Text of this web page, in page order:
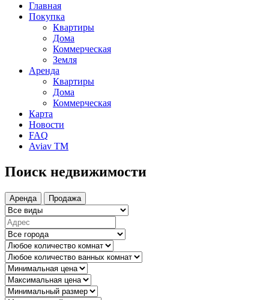
Главная
Покупка
Квартиры
Дома
Коммерческая
Земля
Аренда
Квартиры
Дома
Коммерческая
Карта
Новости
FAQ
Aviav TM
Поиск недвижимости
Аренда Продажа